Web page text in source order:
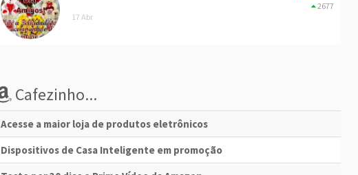
17 Abr
2677
Cafezinho...
Acesse a maior loja de produtos eletrônicos
Dispositivos de Casa Inteligente em promoção